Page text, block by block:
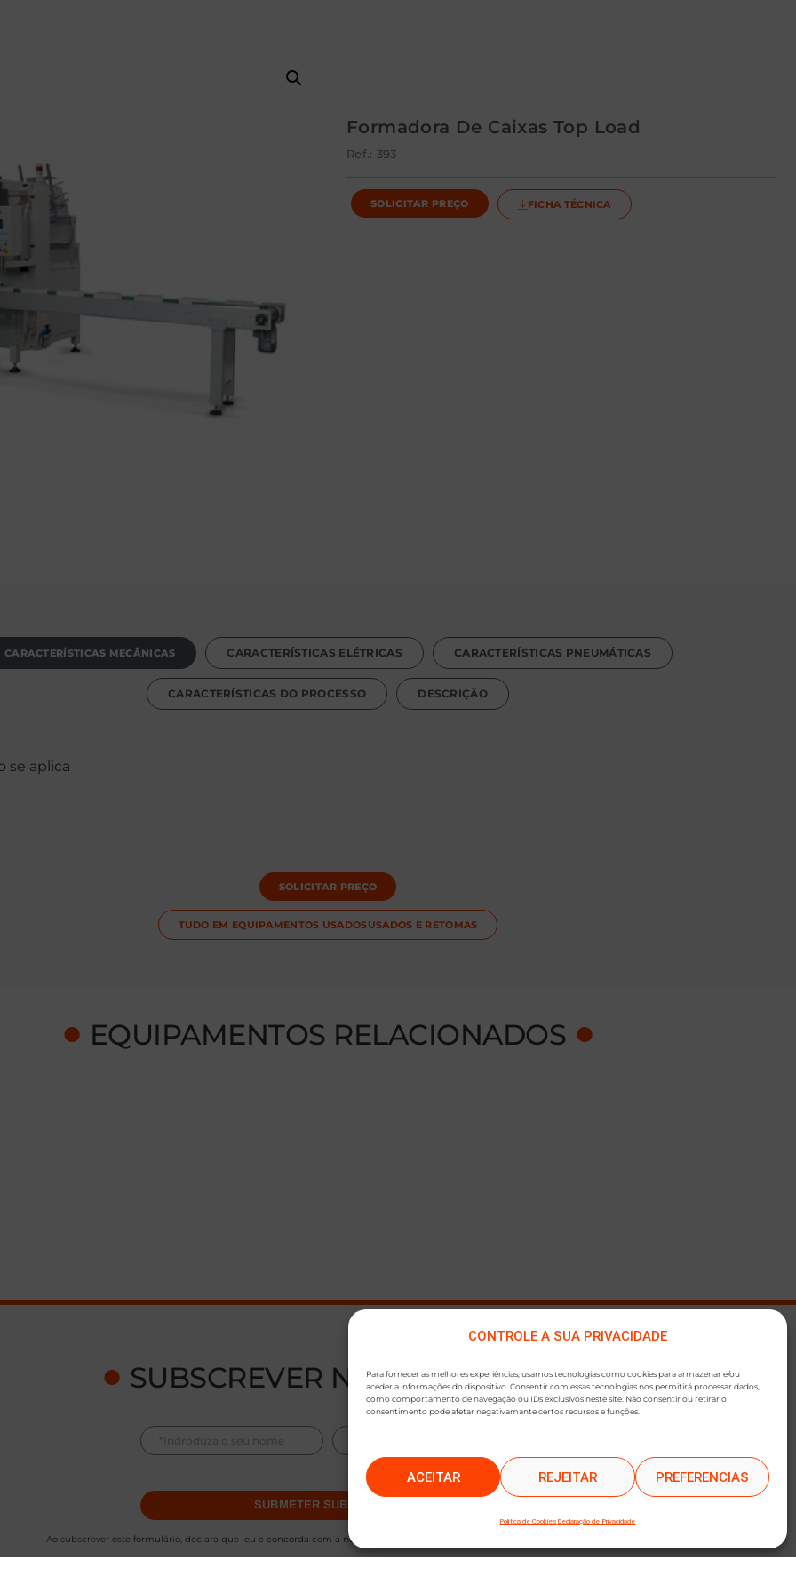
CONTROLE A SUA PRIVACIDADE
Para fornecer as melhores experiências, usamos tecnologias como cookies para armazenar e/ou
aceder a informações do dispositivo. Consentir com essas tecnologias nos permitirá processar dados,
como comportamento de navegação ou IDs exclusivos neste site. Não consentir ou retirar o
consentimento pode afetar negativamante certos recursos e funções.
ACEITAR REJEITAR PREFERENCIAS
Política de Cookies Declaração de Privacidade
Formadora De Caixas Top Load
Ref.: 393
SOLICITAR PREÇO FICHA TÉCNICA
CARACTERÍSTICAS MECÂNICAS CARACTERÍSTICAS ELÉTRICAS CARACTERÍSTICAS PNEUMÁTICAS
CARACTERÍSTICAS DO PROCESSO DESCRIÇÃO
se aplica
SOLICITAR PREÇO
TUDO EM EQUIPAMENTOS USADOSUSADOS E RETOMAS
● EQUIPAMENTOS RELACIONADOS ●
● SUBSCREVER NEWSLETTER●
SUBMETER SUBSCRIÇÃO
Ao subscrever este formulário, declara que leu e concorda com a nossa